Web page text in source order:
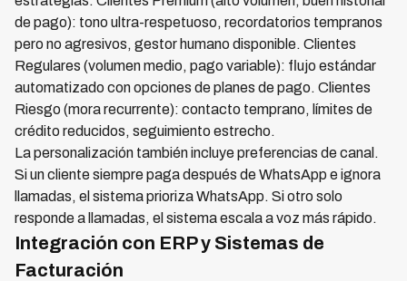
de pago): tono ultra-respetuoso, recordatorios tempranos
pero no agresivos, gestor humano disponible. Clientes
Regulares (volumen medio, pago variable): flujo estándar
automatizado con opciones de planes de pago. Clientes
Riesgo (mora recurrente): contacto temprano, límites de
crédito reducidos, seguimiento estrecho.
La personalización también incluye preferencias de canal.
Si un cliente siempre paga después de WhatsApp e ignora
llamadas, el sistema prioriza WhatsApp. Si otro solo
responde a llamadas, el sistema escala a voz más rápido.
Integración con ERP y Sistemas de
Facturación